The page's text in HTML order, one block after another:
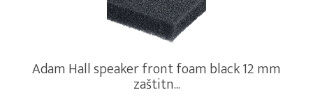
Adam Hall speaker front foam black 12 mm
zaštitn...